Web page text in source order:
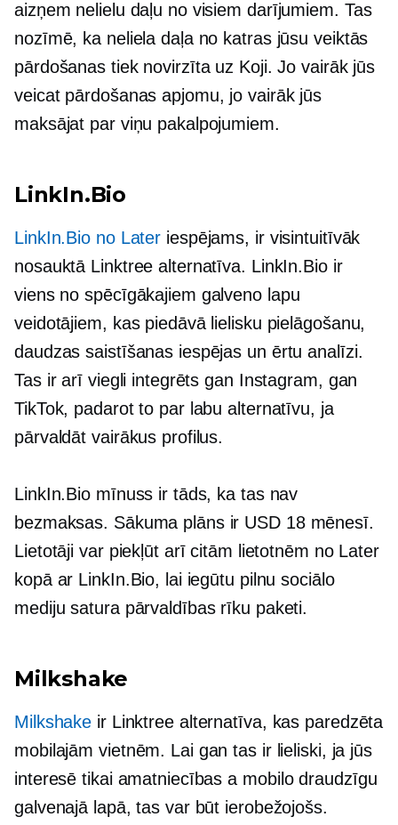
aizņem nelielu daļu no visiem darījumiem. Tas
nozīmē, ka neliela daļa no katras jūsu veiktās
pārdošanas tiek novirzīta uz Koji. Jo vairāk jūs
veicat pārdošanas apjomu, jo vairāk jūs
maksājat par viņu pakalpojumiem.
LinkIn.Bio
LinkIn.Bio no Later iespējams, ir visintuitīvāk
nosauktā Linktree alternatīva. LinkIn.Bio ir
viens no spēcīgākajiem galveno lapu
veidotājiem, kas piedāvā lielisku pielāgošanu,
daudzas saistīšanas iespējas un ērtu analīzi.
Tas ir arī viegli integrēts gan Instagram, gan
TikTok, padarot to par labu alternatīvu, ja
pārvaldāt vairākus profilus.
LinkIn.Bio mīnuss ir tāds, ka tas nav
bezmaksas. Sākuma plāns ir USD 18 mēnesī.
Lietotāji var piekļūt arī citām lietotnēm no Later
kopā ar LinkIn.Bio, lai iegūtu pilnu sociālo
mediju satura pārvaldības rīku paketi.
Milkshake
Milkshake ir Linktree alternatīva, kas paredzēta
mobilajām vietnēm. Lai gan tas ir lieliski, ja jūs
interesē tikai amatniecības a mobilo draudzīgu
galvenajā lapā, tas var būt ierobežojošs.